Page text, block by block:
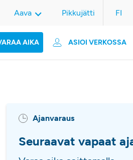
AIKA ASIOI VERKOSSA
Aava Pikkujätti FI
Ajanvaraus
Seuraavat vapaat